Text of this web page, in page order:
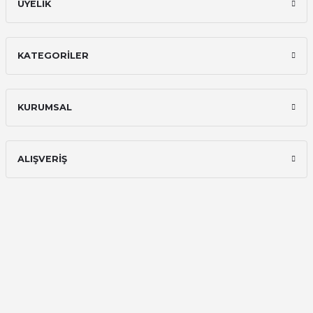
ÜYELİK
KATEGORİLER
KURUMSAL
ALIŞVERİŞ